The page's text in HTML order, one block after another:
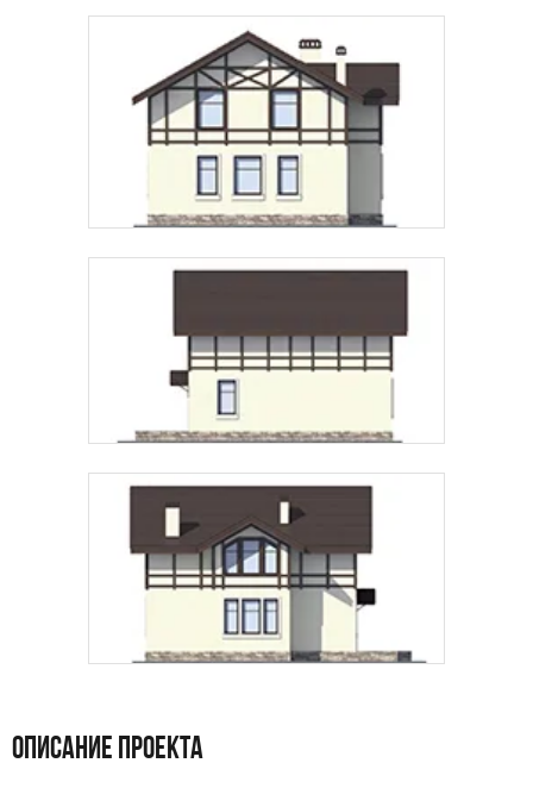
ОПИСАНИЕ ПРОЕКТА
Звонок
Telegram MAX
согласие на обработку персональных данных
подтверждаю, что ознакомлен(а) с
Рассчитать стоимость